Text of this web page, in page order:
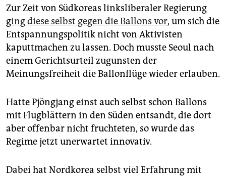
Zur Zeit von Südkoreas linksliberaler Regierung
ging diese selbst gegen die Ballons vor, um sich die
Entspannungspolitik nicht von Aktivisten
kaputtmachen zu lassen. Doch musste Seoul nach
einem Gerichtsurteil zugunsten der
Meinungsfreiheit die Ballonflüge wieder erlauben.
Hatte Pjöngjang einst auch selbst schon Ballons
mit Flugblättern in den Süden entsandt, die dort
aber offenbar nicht fruchteten, so wurde das
Regime jetzt unerwartet innovativ.
Dabei hat Nordkorea selbst viel Erfahrung mit